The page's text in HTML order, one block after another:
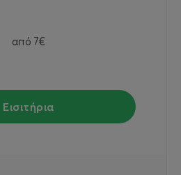
από 7€
Εισιτήρια